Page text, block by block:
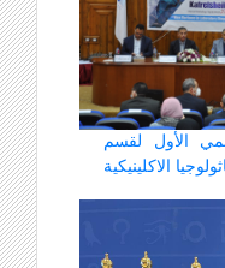
الأول لقسم
الاكلينيكية